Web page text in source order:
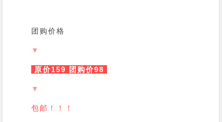
团购价格
▼
原价159 团购价98
▼
包邮！！！